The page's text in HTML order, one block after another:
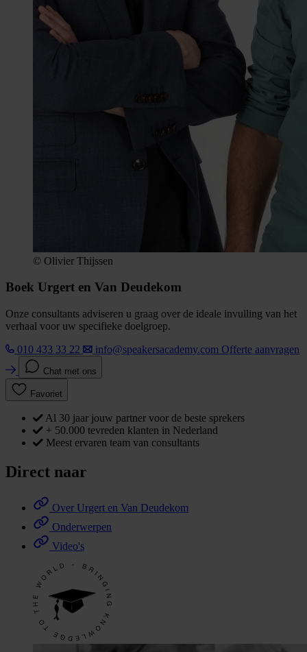
© Olivier Thijssen
Boek Urgert en Van Deudekom
Onze consultants adviseren u graag over de ideale invulling van het
verhaal voor uw specifieke doelgroep.
010 433 33 22
info@speakersacademy.com Offerte aanvragen
Chat met ons
Favoriet
Al 30 jaar jouw partner voor de beste sprekers
+ 50.000 tevreden klanten in Nederland
Meest ervaren team van consultants
Direct naar
Over Urgert en Van Deudekom
Onderwerpen
Video's